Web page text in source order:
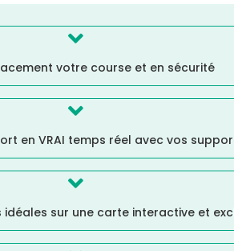

votre course et en sécurité

en VRAI temps réel avec vos

idéales sur une carte interactive et